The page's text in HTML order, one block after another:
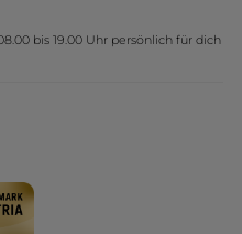
bis 19.00 Uhr persönlich für dich